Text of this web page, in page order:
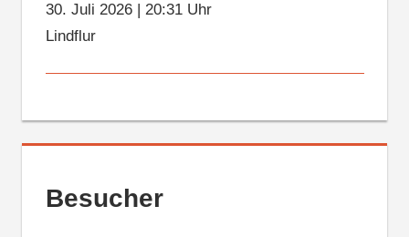
30. Juli 2026| 20:31 Uhr
Lindflur
Besucher